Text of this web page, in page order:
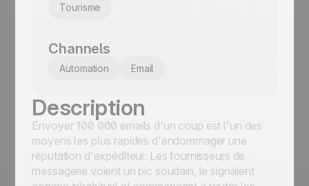
Tourisme
Channels
Automation Email
Description
Envoyer 100 000 emails d'un coup est l'un des
moyens les plus rapides d'endommager une
réputation d'expéditeur. Les fournisseurs de
messagerie voient un pic soudain, le signalent